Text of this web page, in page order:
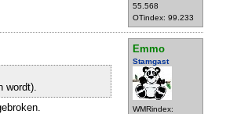
55.568
OTindex: 99.233
Emmo
Stamgast
WMRindex:
wordt).